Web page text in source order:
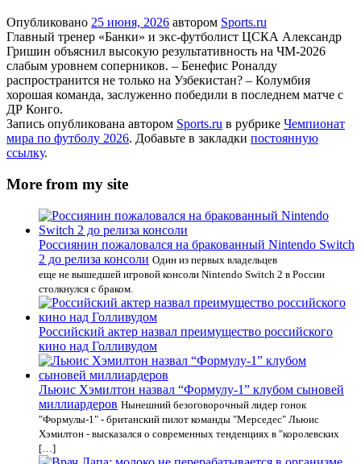
Опубликовано 25 июня, 2026 автором Sports.ru
Главный тренер «Банки» и экс-футболист ЦСКА Александр
Гришин объяснил высокую результативность на ЧМ-2026
слабым уровнем соперников. – Бенефис Роналду
распространится не только на Узбекистан? – Колумбия
хорошая команда, заслуженно победили в последнем матче с
ДР Конго.
Запись опубликована автором Sports.ru в рубрике Чемпионат
мира по футболу 2026. Добавьте в закладки постоянную
ссылку.
More from my site
Россиянин пожаловался на бракованный Nintendo Switch
2 до релиза консоли Один из первых владельцев
еще не вышедшей игровой консоли Nintendo Switch 2 в России
столкнулся с браком.
Российский актер назвал преимущество российского
кино над Голливудом
Льюис Хэмилтон назвал “Формулу-1” клубом сыновей
миллиардеров Нынешний безоговорочный лидер гонок
"Формулы-1" - британский пилот команды "Мерседес" Льюис
Хэмилтон - высказался о современных тенденциях в "королевских
[…]